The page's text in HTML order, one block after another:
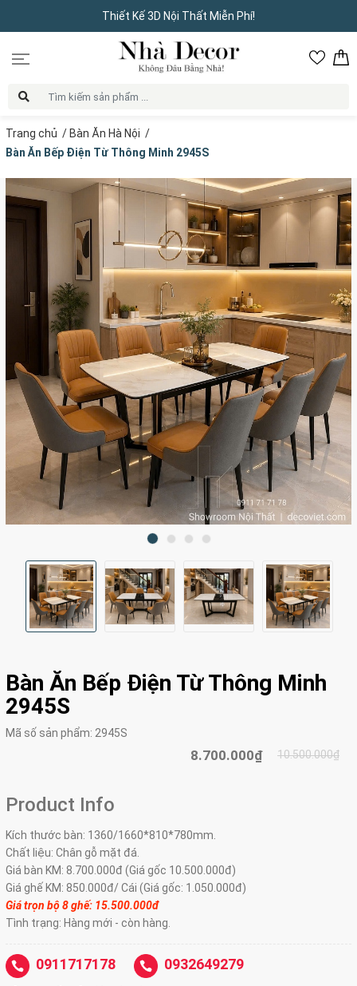
Thiết Kế 3D Nội Thất Miễn Phí!
Trang chủ / Bàn Ăn Hà Nội /
Bàn Ăn Bếp Điện Từ Thông Minh 2945S
Bàn Ăn Bếp Điện Từ Thông Minh
2945S
Mã số sản phẩm: 2945S
8.700.000₫ 10.500.000₫
Product Info
Kích thước bàn: 1360/1660*810*780mm.
Chất liệu: Chân gỗ mặt đá.
Giá bàn KM: 8.700.000đ (Giá gốc 10.500.000đ)
Giá ghế KM: 850.000đ/ Cái (Giá gốc: 1.050.000đ)
Giá trọn bộ 8 ghế: 15.500.000đ
Tình trạng: Hàng mới - còn hàng.
0911717178 0932649279